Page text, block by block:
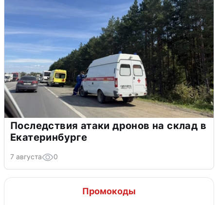
Последствия атаки дронов на склад в
Екатеринбурге
7 августа 0
Промокоды